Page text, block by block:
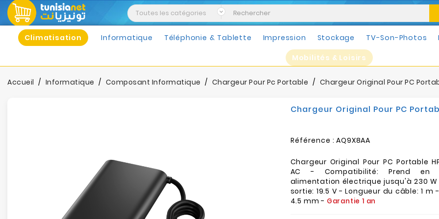
Climatisation Informatique Téléphonie & Tablette Impression Stockage TV-Son-Photos
Mobilités & Loisirs
Accueil Informatique Composant Informatique Chargeur Pour Pc Portable Chargeur Original Pour PC
Chargeur Original Pour PC
Référence : AQ9X8AA
Chargeur Original Pour PC Portable
AC - Compatibilité: Prend en
alimentation électrique jusqu'à 230
sortie: 19.5 V - Longueur du câble: 1
4.5 mm - Garantie 1 an